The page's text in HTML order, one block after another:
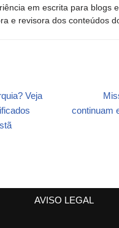
em escrita para blogs
e revisora dos conteúdos
Veja
continuam
AVISO LEGAL